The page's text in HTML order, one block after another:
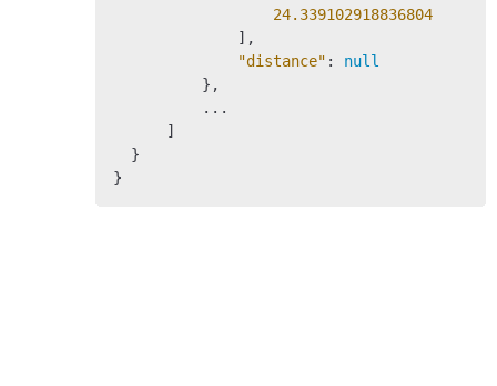
24.339102918836804
              ],
"distance" : null
          },
          ...
      ]
  }
}